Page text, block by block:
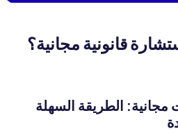
قانونية مجانية؟
الطريقة السهلة